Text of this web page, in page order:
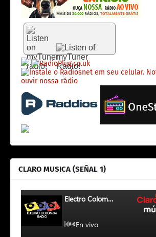
CLARO MUSICA (SEÑAL 1)